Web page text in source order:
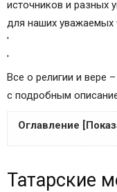
источников и разных
для наших уважаемых
'
'
Все о религии и вере
с подробным
Оглавление
Читать татарскую
Татарские